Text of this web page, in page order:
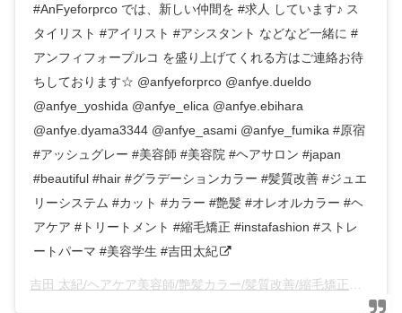
#AnFyeforprco では、新しい仲間を #求人 しています♪ ス
タイリスト #アイリスト #アシスタント などなど一緒に #
アンフィフォープルコ を盛り上げてくれる方はご連絡お待
ちしております☆ @anfyeforprco @anfye.dueldo
@anfye_yoshida @anfye_elica @anfye.ebihara
@anfye.dyama3344 @anfye_asami @anfye_fumika #原宿
#アッシュグレー #美容師 #美容院 #ヘアサロン #japan
#beautiful #hair #グラデーションカラー #髪質改善 #ジュエ
リーシステム #カット #カラー #艶髪 #オレオルカラー #ヘ
アケア #トリートメント #縮毛矯正 #instafashion #ストレ
ートパーマ #美容学生 #吉田太紀